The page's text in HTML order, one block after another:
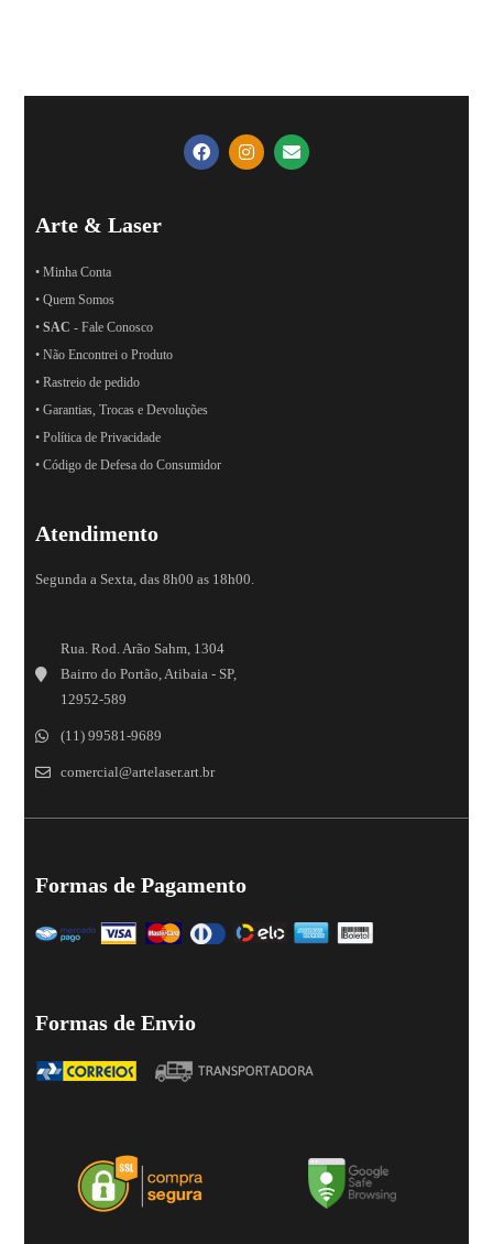
Arte & Laser
• Minha Conta
• Quem Somos
•SAC - Fale Conosco
• Não Encontrei o Produto
• Rastreio de pedido
• Garantias, Trocas e Devoluções
• Política de Privacidade
• Código de Defesa do Consumidor
Atendimento
Segunda a Sexta, das 8h00 as 18h00.
Rua. Rod. Arão Sahm, 1304
Bairro do Portão, Atibaia - SP,
12952-589
(11) 99581-9689
comercial@artelaser.art.br
Formas de Pagamento
Formas de Envio